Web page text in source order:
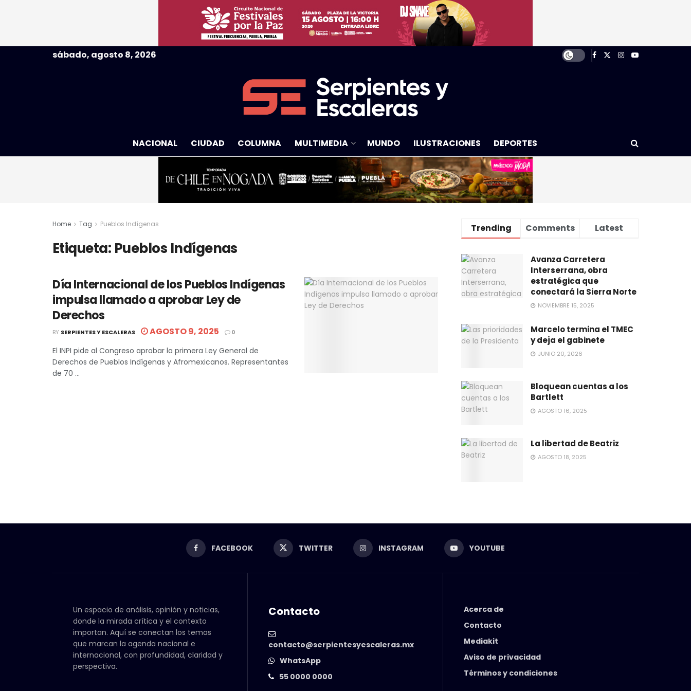
sábado, agosto 8, 2026
NACIONAL CIUDAD COLUMNA MULTIMEDIA MUNDO ILUSTRACIONES DEPORTES
Home Tag Pueblos Indígenas
Etiqueta: Pueblos Indígenas
Día Internacional de los Pueblos Indígenas
impulsa llamado a aprobar Ley de
Derechos
BY SERPIENTES Y ESCALERAS AGOSTO 9, 2025 0
El INPI pide al Congreso aprobar la primera Ley General de
Derechos de Pueblos Indígenas y Afromexicanos. Representantes
de 70 ...
Trending Comments Latest
Avanza Carretera
Interserrana, obra
estratégica que
conectará la Sierra Norte
NOVIEMBRE 15, 2025
Marcelo termina el TMEC
y deja el gabinete
JUNIO 20, 2026
Bloquean cuentas a los
Bartlett
AGOSTO 16, 2025
La libertad de Beatriz
AGOSTO 18, 2025
FACEBOOK TWITTER INSTAGRAM YOUTUBE
Un espacio de análisis, opinión y noticias,
donde la mirada crítica y el contexto
importan. Aquí se conectan los temas
que marcan la agenda nacional e
internacional, con profundidad, claridad y
perspectiva.
Contacto
contacto@serpientesyescaleras.mx
WhatsApp
55 0000 0000
Acerca de
Contacto
Mediakit
Aviso de privacidad
Términos y condiciones